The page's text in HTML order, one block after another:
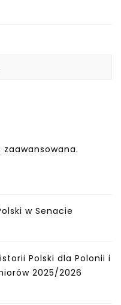
w Senacie
Polski dla Polonii i
2025/2026